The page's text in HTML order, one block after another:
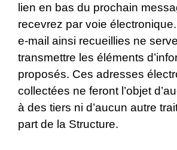
lien en bas du prochain
recevrez par voie
e-mail ainsi recueillies ne
transmettre les éléments
proposés. Ces adresses
collectées ne feront l’objet
à des tiers ni d’aucun autre
part de la Structure.